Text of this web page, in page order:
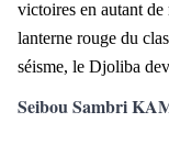
victoires en autant
lanterne rouge du
séisme, le Djoliba
Seibou Sambri